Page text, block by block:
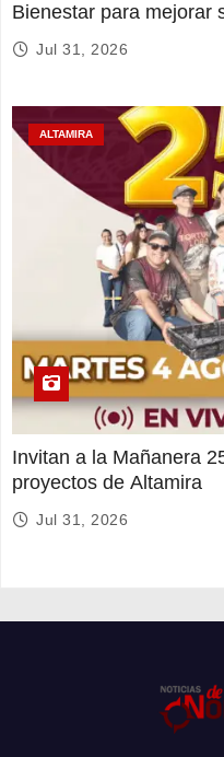
Bienestar para mejorar
Jul 31, 2026
ALTAMIRA
Invitan a la Mañanera
proyectos de Altamira
Jul 31, 2026